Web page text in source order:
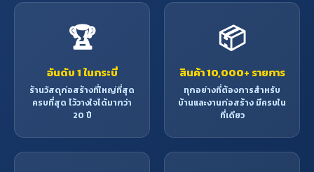
🏆
อันดับ 1 ในกระบี่
ร้านวัสดุก่อสร้างที่ใหญ่ที่สุด
ครบที่สุด ไว้วางใจได้มากว่า
20 ปี
📦
สินค้า 10,000+ รายการ
ทุกอย่างที่ต้องการสำหรับ
บ้านและงานก่อสร้าง มีครบใน
ที่เดียว